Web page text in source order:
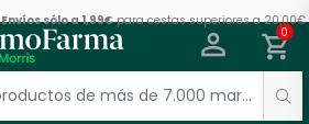
Envíos sólo a 1,99€para cestas superiores a 20,00€
0